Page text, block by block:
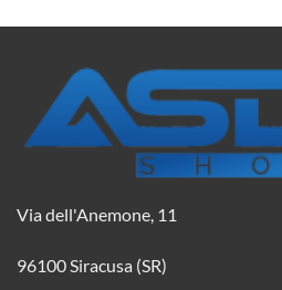
Via dell'Anemone, 11
96100 Siracusa (SR)